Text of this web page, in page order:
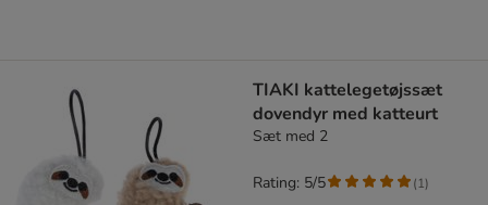
TIAKI kattelegetøjssæt
dovendyr med katteurt
Sæt med 2
Rating: 5/5 (1)